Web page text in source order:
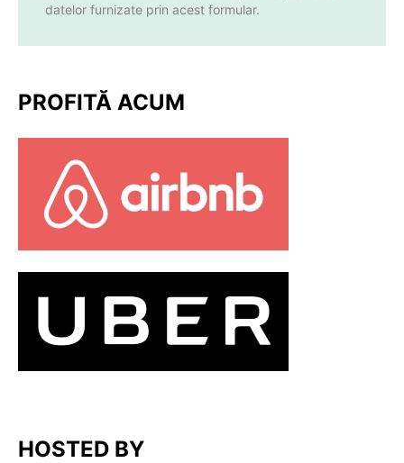
datelor furnizate prin acest formular.
PROFITĂ ACUM
HOSTED BY